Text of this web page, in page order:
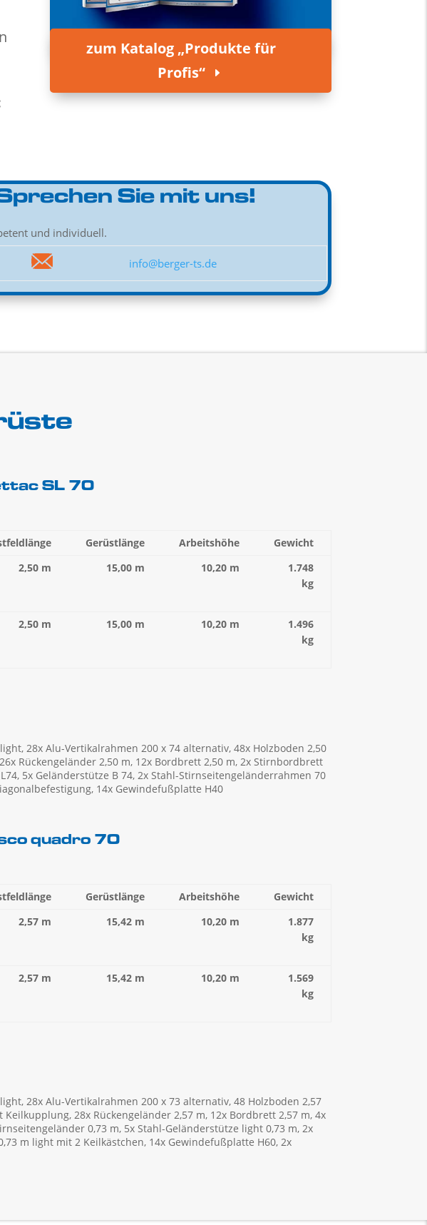
zum Katalog „Produkte für
Profis“
Sie mit uns!
und individuell.
info@berger-ts.de
SL 70
Gerüstlänge Arbeitshöhe
Gewicht
2,50 m 15,00 m 10,20 m
1.748
kg
2,50 m 15,00 m 10,20 m
1.496
kg
28x Alu-Vertikalrahmen 200 x 74 alternativ, 48x Holzboden 2,50
Rückengeländer 2,50 m, 12x Bordbrett 2,50 m, 2x Stirnbordbrett
5x Geländerstütze B 74, 2x Stahl-Stirnseitengeländerrahmen 70
14x Gewindefußplatte H40
quadro 70
Gerüstlänge Arbeitshöhe
Gewicht
2,57 m 15,42 m 10,20 m
1.877
kg
2,57 m 15,42 m 10,20 m
1.569
kg
28x Alu-Vertikalrahmen 200 x 73 alternativ, 48 Holzboden 2,57
28x Rückengeländer 2,57 m, 12x Bordbrett 2,57 m, 4x
0,73 m, 5x Stahl-Geländerstütze light 0,73 m, 2x
m light mit 2 Keilkästchen, 14x Gewindefußplatte H60, 2x